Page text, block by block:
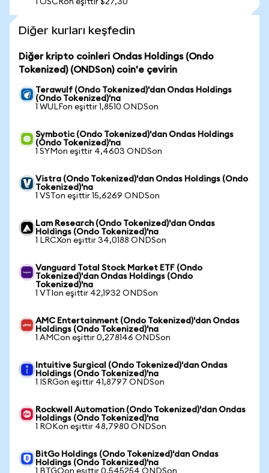
1 OSCRon eşittir $27,30
Diğer kurları keşfedin
Diğer kripto coinleri Ondas Holdings (Ondo
Tokenized) (ONDSon) coin'e çevirin
Terawulf (Ondo Tokenized)'dan Ondas Holdings
(Ondo Tokenized)'na
1 WULFon eşittir 1,8510 ONDSon
Symbotic (Ondo Tokenized)'dan Ondas Holdings
(Ondo Tokenized)'na
1 SYMon eşittir 4,4603 ONDSon
Vistra (Ondo Tokenized)'dan Ondas Holdings (Ondo
Tokenized)'na
1 VSTon eşittir 15,6269 ONDSon
Lam Research (Ondo Tokenized)'dan Ondas
Holdings (Ondo Tokenized)'na
1 LRCXon eşittir 34,0188 ONDSon
Vanguard Total Stock Market ETF (Ondo
Tokenized)'dan Ondas Holdings (Ondo
Tokenized)'na
1 VTIon eşittir 42,1932 ONDSon
AMC Entertainment (Ondo Tokenized)'dan Ondas
Holdings (Ondo Tokenized)'na
1 AMCon eşittir 0,278146 ONDSon
Intuitive Surgical (Ondo Tokenized)'dan Ondas
Holdings (Ondo Tokenized)'na
1 ISRGon eşittir 41,8797 ONDSon
Rockwell Automation (Ondo Tokenized)'dan Ondas
Holdings (Ondo Tokenized)'na
1 ROKon eşittir 48,7980 ONDSon
BitGo Holdings (Ondo Tokenized)'dan Ondas
Holdings (Ondo Tokenized)'na
1 BTGOon eşittir 0,545254 ONDSon